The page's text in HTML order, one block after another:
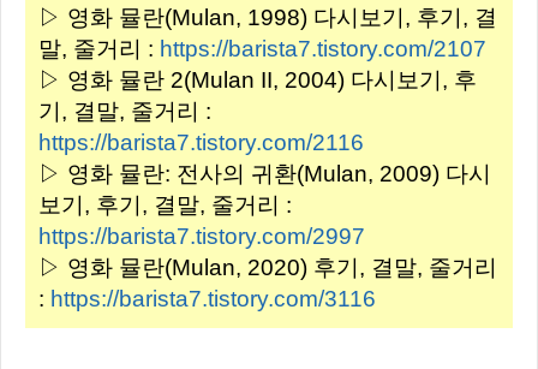
▷ 영화 뮬란(Mulan, 1998) 다시보기, 후기, 결
말, 줄거리 : https://barista7.tistory.com/2107
▷ 영화 뮬란 2(Mulan II, 2004) 다시보기, 후
기, 결말, 줄거리 :
https://barista7.tistory.com/2116
▷ 영화 뮬란: 전사의 귀환(Mulan, 2009) 다시
보기, 후기, 결말, 줄거리 :
https://barista7.tistory.com/2997
▷ 영화 뮬란(Mulan, 2020) 후기, 결말, 줄거리
: https://barista7.tistory.com/3116